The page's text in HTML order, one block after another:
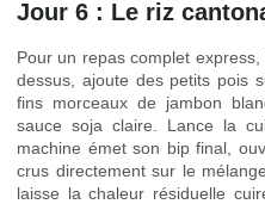
Jour 6 : Le riz
Pour un repas complet
dessus, ajoute des petits pois
fins morceaux de jambon
sauce soja claire. Lance la
machine émet son bip final,
crus directement sur le
laisse la chaleur résiduelle